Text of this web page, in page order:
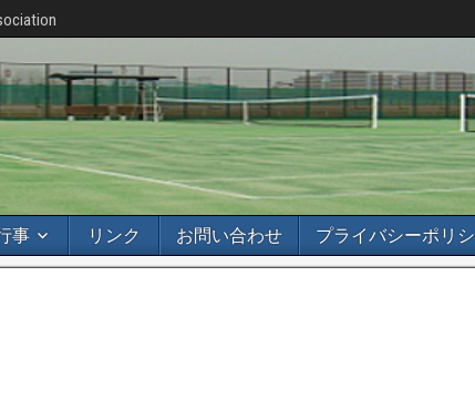
事 リンク お問い合わせ プライバシーポリ